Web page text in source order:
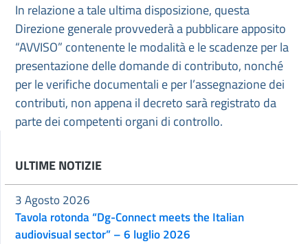
In relazione a tale ultima disposizione, questa
Direzione generale provvederà a pubblicare apposito
“AVVISO” contenente le modalità e le scadenze per la
presentazione delle domande di contributo, nonché
per le verifiche documentali e per l’assegnazione dei
contributi, non appena il decreto sarà registrato da
parte dei competenti organi di controllo.
ULTIME NOTIZIE
Tavola rotonda “Dg-Connect meets the Italian
audiovisual sector” – 6 luglio 2026
3 Agosto 2026